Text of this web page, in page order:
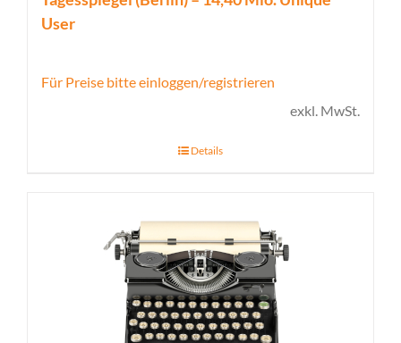
User
Für Preise bitte einloggen/registrieren
exkl. MwSt.
Details